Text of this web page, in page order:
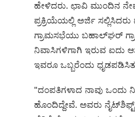
ಹೇಳಿದರು. ಛಾವಿ ಮುಂದಿನ
ಪ್ರಕ್ರಿಯೆಯಲ್ಲಿ ಅರ್ಜಿ ಸಲ್ಲಿಸಿದರು
ಗ್ರಾಮಸಭೆಯು ಬಹಾಲ್‌ಘರ್‌
ನಿವಾಸಿಗಳಿಗಾಗಿ ಇರುವ ಐದು
ಇವರೂ ಒಬ್ಬರೆಂದು
"ದಂಪತಿಗಳಾದ ನಾವು ಒಂದು
ಹೊಂದಿದ್ದೇವೆ. ಅವರು